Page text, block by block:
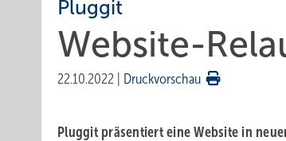
Pluggit
Website-
22.10.2022 Druckvorschau
Pluggit präsentiert eine Website in